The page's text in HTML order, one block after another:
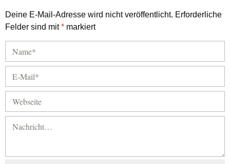
Deine E-Mail-Adresse wird nicht veröffentlicht. Erforderliche
Felder sind mit* markiert